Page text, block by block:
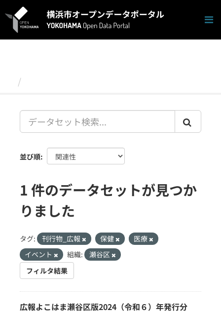
キ
並び順
1 件のデータセットが見つか
りました
タグ: 刊行物_広報 保健
医療
イベント
組織:
瀬谷区
フィルタ結果
広報よこはま瀬谷区版2024（令和６）年発行分